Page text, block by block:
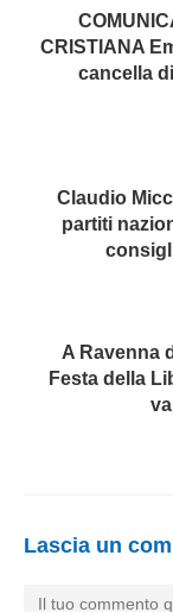
CRISTIANA
cancella
Claudio
partiti
A Ravenna
Festa della
Lascia un